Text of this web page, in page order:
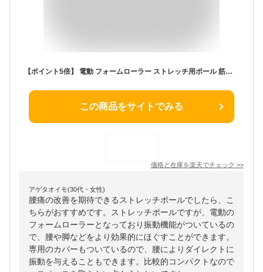
【ポイント5倍】 電動 フォームローラー ストレッチ用ポール 筋膜リリース ローラー ダイエット リセット用ポール 振動 体幹 猫背 ストレッチ トリガーポイント セルライト ヨガポール ハーフ ショート グリッド ランブル 器具
この商品をサイトでみる
価格と在庫を楽天でチェック >>
アゲタオイモ(30代・女性)
腰痛の改善を期待できるストレッチポールでしたら、こ
ちらがおすすめです。ストレッチポールですが、電動の
フォームローラーとなっており振動機能がついているの
で、腰や脚などをより効果的にほぐすことができます。
専用のカバーもついているので、腰によりダイレクトに
振動を与えることもできます。比較的コンパクトなので